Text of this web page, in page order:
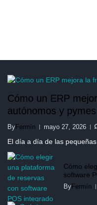
Cómo un ERP
autónomos y pymes
ByFermín mayo 27, 2026
El día a día de las
Cómo
software
ByFermín